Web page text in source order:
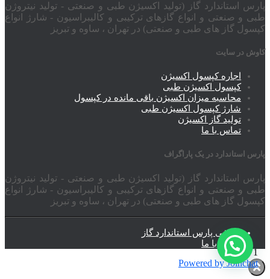
پارس استاندارد گاز (تولید اکسیژن طبی و صنعتی - تولید نیتروژن
طبی و صنعتی و انواع گازهای ترکیبی و کالیبراسیون - شارژ انواع
کپسول گاز های طبی و صنعتی) در تهران ، ساوه و تبریز
کاوش در سایت
اجاره کپسول اکسیژن
کپسول اکسیژن طبی
محاسبه میزان اکسیژن باقی مانده در کپسول
شارژ کپسول اکسیژن طبی
تولید گاز اکسیژن
تماس با ما
پارس استاندارد در یک پاراگراف
پارس استاندارد گاز (تولید اکسیژن طبی و صنعتی - تولید نیتروژن
طبی و صنعتی و انواع گازهای ترکیبی و کالیبراسیون - شارژ انواع
کپسول گاز های طبی و صنعتی) در تهران ، ساوه و تبریز
معرفی پارس استاندارد گاز
تماس با ما
1
Powered byJoinchat